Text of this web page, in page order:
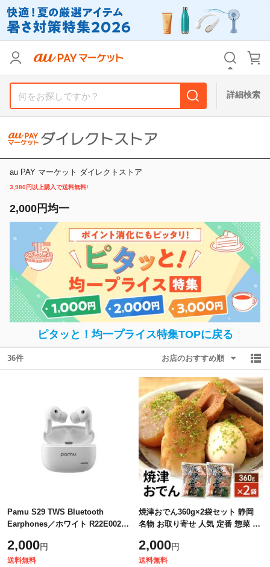
詳細検索
au PAY マーケット ダイレクトストア
3,980円以上購入で送料無料!
2,000円均一
ピタッと！均一プライス特集TOPに戻る
36件 お店のおすすめ順
Pamu S29 TWS Bluetooth
Earphones／ホワイト R22E002W
セリング
2,000円
送料無料
焼津おでん360g×2袋セット 静岡
名物 お取り寄せ 人気 定番 惣菜 お
2,000円
送料無料
支払い方法
その他の条件
送料無料
Pontaパス特典対象すべて
キーワード
除外ワード
リセット
支払い方法
その他の条件
送料無料
Pontaパス特典対象すべて
キーワード
除外ワード